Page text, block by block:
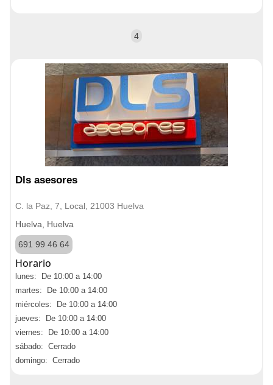
4
Dls asesores
C. la Paz, 7, Local, 21003 Huelva
Huelva, Huelva
691 99 46 64
Horario
lunes: De 10:00 a 14:00
martes: De 10:00 a 14:00
miércoles: De 10:00 a 14:00
jueves: De 10:00 a 14:00
viernes: De 10:00 a 14:00
sábado: Cerrado
domingo: Cerrado